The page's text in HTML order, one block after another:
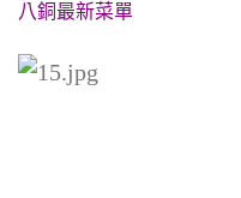
八銅最新菜單